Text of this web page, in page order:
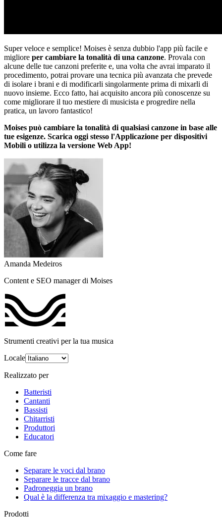
Super veloce e semplice! Moises è senza dubbio l'app più facile e
migliore per cambiare la tonalità di una canzone. Provala con
alcune delle tue canzoni preferite e, una volta che avrai imparato il
procedimento, potrai provare una tecnica più avanzata che prevede
di isolare i brani e di modificarli singolarmente prima di mixarli di
nuovo insieme. Ecco fatto, hai acquisito ancora più conoscenze su
come migliorare il tuo mestiere di musicista e progredire nella
pratica, un lavoro fantastico!
Moises può cambiare la tonalità di qualsiasi canzone in base alle
tue esigenze. Scarica oggi stesso l'Applicazione per dispositivi
Mobili o utilizza la versione Web App!
Amanda Medeiros
Content e SEO manager di Moises
Strumenti creativi per la tua musica
Locale
Realizzato per
Batteristi
Cantanti
Bassisti
Chitarristi
Produttori
Educatori
Come fare
Separare le voci dal brano
Separare le tracce dal brano
Padroneggia un brano
Qual è la differenza tra mixaggio e mastering?
Prodotti